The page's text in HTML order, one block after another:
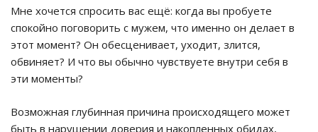
Мне хочется спросить вас ещё: когда вы пробуете
спокойно поговорить с мужем, что именно он делает в
этот момент? Он обесценивает, уходит, злится,
обвиняет? И что вы обычно чувствуете внутри себя в
эти моменты?
Возможная глубинная причина происходящего может
быть в нарушении доверия и накопленных обидах,